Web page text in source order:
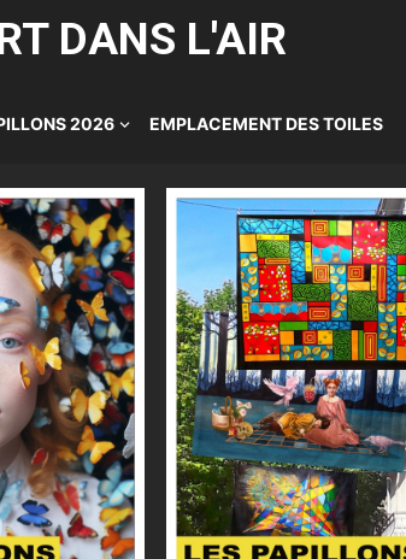
DANS L'AIR
2026 EMPLACEMENT DES TOILES